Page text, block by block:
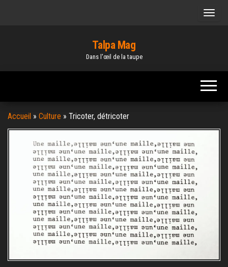
Talpa Mag
Dans l'œil de la taupe
Accueil » Culture » Tricoter, détricoter